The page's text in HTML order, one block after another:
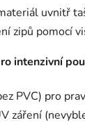
uvnitř
zipů pomocí
intenzivní
PVC) pro
záření